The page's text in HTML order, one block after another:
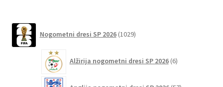
izberete
Nogometni dresi SP 2026 1029izdelkov
Alžirija nogometni dresi SP 2026 6izdelkov